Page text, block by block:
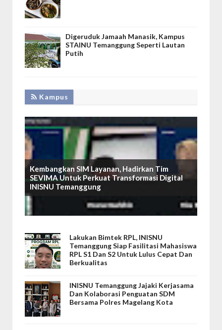
Digeruduk Jamaah Manasik, Kampus
STAINU Temanggung Seperti Lautan
Putih
Kampus
Kembangkan SIM Layanan, Hadirkan Tim
SEVIMA Untuk Perkuat Transformasi Digital
INISNU Temanggung
Lakukan Bimtek RPL, INISNU
Temanggung Siap Fasilitasi Mahasiswa
RPL S1 Dan S2 Untuk Lulus Cepat Dan
Berkualitas
INISNU Temanggung Jajaki Kerjasama
Dan Kolaborasi Penguatan SDM
Bersama Polres Magelang Kota